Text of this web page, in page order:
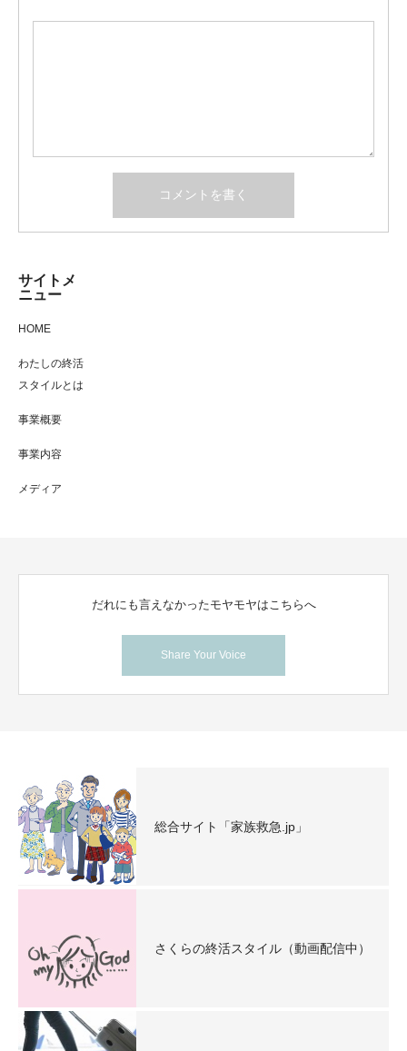
サイトメ
ニュー
HOME
わたしの終活
スタイルとは
事業概要
事業内容
メディア
だれにも言えなかったモヤモヤはこちらへ
Share Your Voice
総合サイト「家族救急.jp」
さくらの終活スタイル（動画配信中）